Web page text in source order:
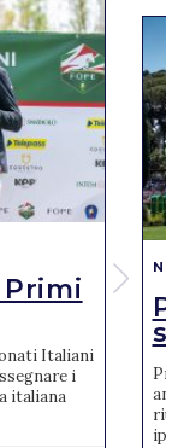
Primi
Italiani
i
italiana